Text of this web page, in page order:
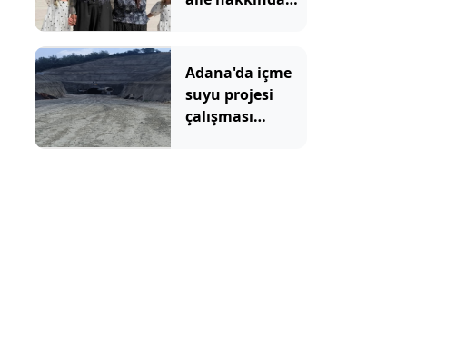
Adana'da içme
suyu projesi
çalışması